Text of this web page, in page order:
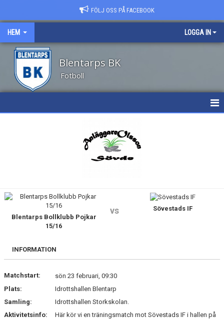
FÖLJ OSS PÅ FACEBOOK
HEM LOGGA IN
Blentarps BK
Fotboll
MEDLEMSKAP
GÄSTBOK
Blentarps Bollklubb Pojkar
15/16
vs Sövestads IF
INFORMATION
Matchstart:
sön 23 februari, 09:30
Plats:
Idrottshallen Blentarp
Samling:
Idrottshallen Storkskolan.
Aktivitetsinfo:
Här kör vi en träningsmatch mot Sövestads IF i hallen på